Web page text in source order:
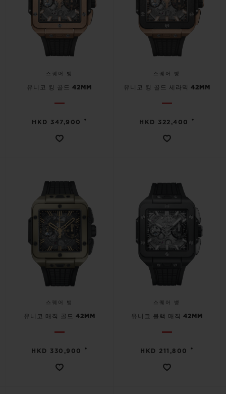
스퀘어 뱅
유니코 킹 골드 42MM
HKD 347,900 •
스퀘어 뱅
유니코 킹 골드 세라믹 42MM
HKD 322,400 •
스퀘어 뱅
유니코 매직 골드 42MM
HKD 330,900 •
스퀘어 뱅
유니코 블랙 매직 42MM
HKD 211,800 •
연락처